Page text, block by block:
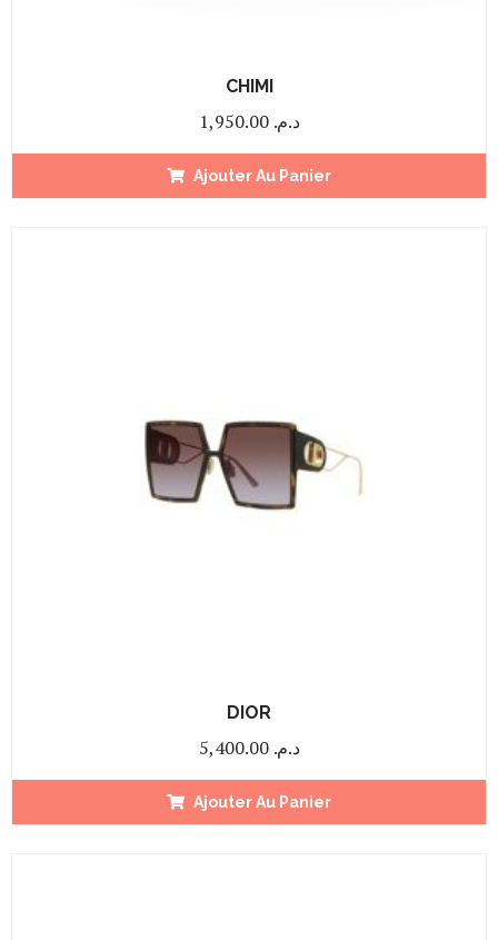
CHIMI
د.م. 1,950.00
Ajouter Au Panier
DIOR
د.م. 5,400.00
Ajouter Au Panier